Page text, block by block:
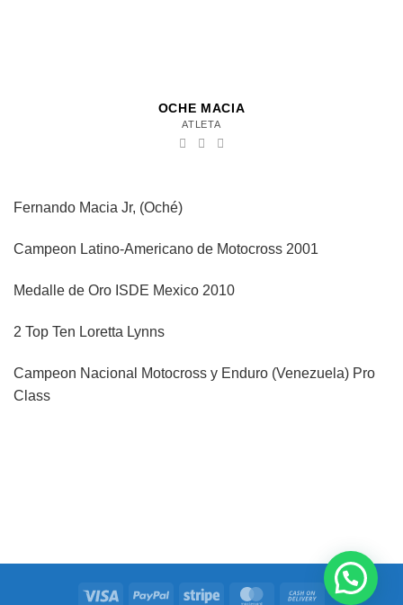
OCHE MACIA
ATLETA
Fernando Macia Jr, (Oché)
Campeon Latino-Americano de Motocross 2001
Medalle de Oro ISDE Mexico 2010
2 Top Ten Loretta Lynns
Campeon Nacional Motocross y Enduro (Venezuela) Pro
Class
Visa PayPal Stripe MasterCardCash